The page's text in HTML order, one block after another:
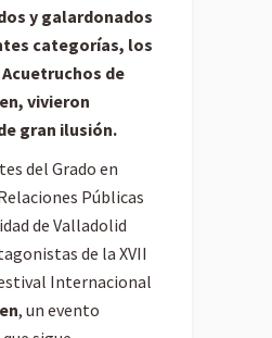
y galardonados
categorías, los
de
vivieron
gran ilusión.
del Grado en
Públicas
de Valladolid
de la XVII
Internacional
, un evento